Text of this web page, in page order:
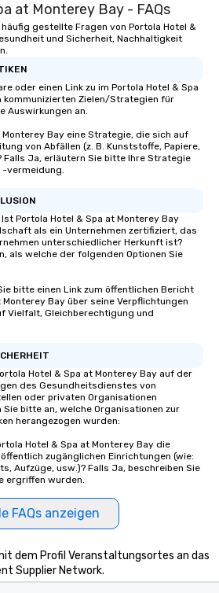
at Monterey Bay - FAQs
gestellte Fragen von Portola Hotel &
und Sicherheit, Nachhaltigkeit
oder einen Link zu im Portola Hotel & Spa
kommunizierten Zielen/Strategien für
Auswirkungen an.
Bay eine Strategie, die sich auf
von Abfällen (z. B. Kunststoffe, Papiere,
Falls Ja, erläutern Sie bitte Ihre Strategie
-vermeidung.
Portola Hotel & Spa at Monterey Bay
als ein Unternehmen zertifiziert, das
unterschiedlicher Herkunft ist?
als welche der folgenden Optionen Sie
bitte einen Link zum öffentlichen Bericht
Bay über seine Verpflichtungen
Vielfalt, Gleichberechtigung und
Hotel & Spa at Monterey Bay auf der
des Gesundheitsdienstes von
oder privaten Organisationen
Sie bitte an, welche Organisationen zur
herangezogen wurden:
Hotel & Spa at Monterey Bay die
zugänglichen Einrichtungen (wie:
Aufzüge, usw.)? Falls Ja, beschreiben Sie
ergriffen wurden.
FAQs anzeigen
dem Profil Veranstaltungsortes an das
Supplier Network.